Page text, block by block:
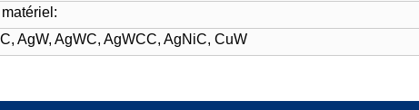
AgW, AgWC, AgWCC, AgNiC, CuW